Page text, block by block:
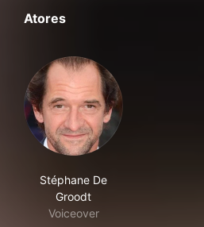
Atores
Stéphane De
Groodt
Voiceover